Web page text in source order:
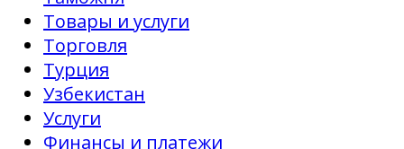
Товары и услуги
Торговля
Турция
Узбекистан
Услуги
Финансы и платежи